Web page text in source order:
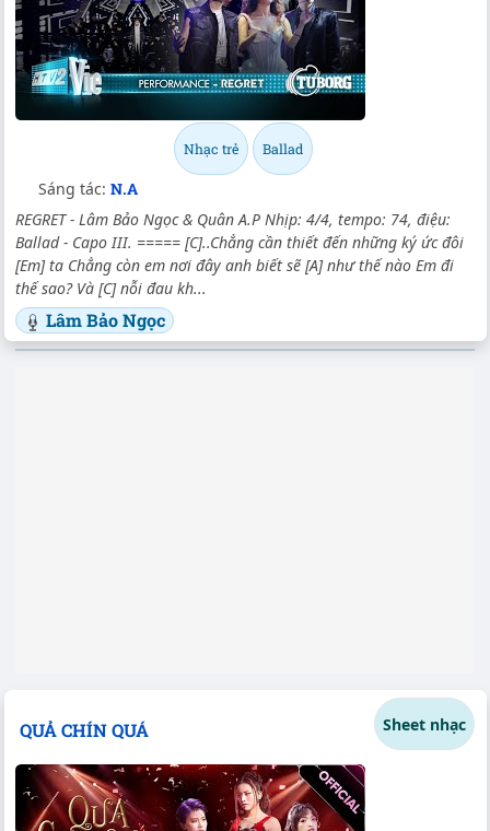
Nhạc trẻ Ballad
Sáng tác: N.A
REGRET - Lâm Bảo Ngọc & Quân A.P Nhịp: 4/4, tempo: 74, điệu:
Ballad - Capo III. ===== [C]..Chẳng cần thiết đến những ký ức đôi
[Em] ta Chẳng còn em nơi đây anh biết sẽ [A] như thế nào Em đi
thế sao? Và [C] nỗi đau kh...
Lâm Bảo Ngọc
QUẢ CHÍN QUÁ Sheet nhạc